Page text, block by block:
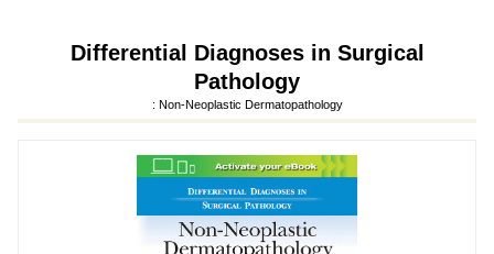
Differential Diagnoses in Surgical
Pathology
: Non-Neoplastic Dermatopathology